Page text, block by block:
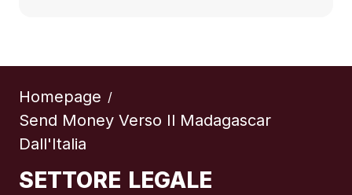
Homepage /
Send Money Verso Il Madagascar
Dall'Italia
SETTORE LEGALE